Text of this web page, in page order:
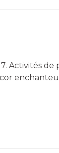
Activités de